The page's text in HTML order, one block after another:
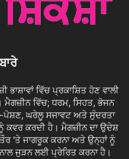
ਭਾਸ਼ਾਵਾਂ ਵਿੱਚ ਪ੍ਰਕਾਸ਼ਿਤ ਹੋਣ ਵਾਲੀ
ਵਿੱਚ; ਧਰਮ, ਸਿਹਤ, ਭੋਜਨ
ਪੋਸ਼ਣ, ਘਰੇਲੂ ਸਜਾਵਟ ਅਤੇ ਸੁੰਦਰਤਾ
ਕਵਰ ਕਰਦੀ ਹੈ। ਮੈਗਜ਼ੀਨ ਦਾ ਉਦੇਸ਼
'ਤੇ ਜਾਗਰੂਕ ਕਰਨਾ ਅਤੇ ਉਨ੍ਹਾਂ ਨੂੰ
ਜੁੜਨ ਲਈ ਪ੍ਰੇਰਿਤ ਕਰਨਾ ਹੈ।